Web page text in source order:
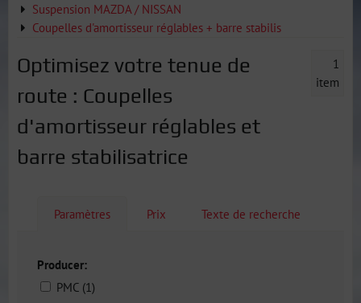
Suspension MAZDA / NISSAN
Coupelles d'amortisseur réglables + barre stabilis
Optimisez votre tenue de
route : Coupelles
d'amortisseur réglables et
barre stabilisatrice
1
item
Paramètres Prix Texte de recherche
Producer:
PMC (1)